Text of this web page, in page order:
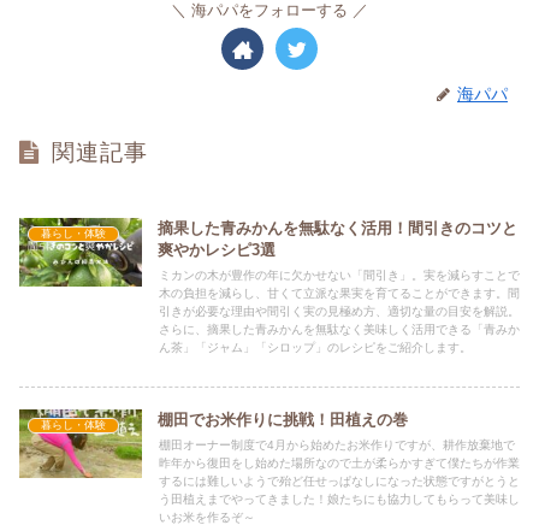
海パパをフォローする
海パパ
関連記事
暮らし・体験
摘果した青みかんを無駄なく活用！間引きのコツと
爽やかレシピ3選
ミカンの木が豊作の年に欠かせない「間引き」。実を減らすことで
木の負担を減らし、甘くて立派な果実を育てることができます。間
引きが必要な理由や間引く実の見極め方、適切な量の目安を解説。
さらに、摘果した青みかんを無駄なく美味しく活用できる「青みか
ん茶」「ジャム」「シロップ」のレシピをご紹介します。
暮らし・体験 棚田でお米作りに挑戦！田植えの巻
棚田オーナー制度で4月から始めたお米作りですが、耕作放棄地で
昨年から復田をし始めた場所なので土が柔らかすぎて僕たちが作業
するには難しいようで殆ど任せっぱなしになった状態ですがとうと
う田植えまでやってきました！娘たちにも協力してもらって美味し
いお米を作るぞ～